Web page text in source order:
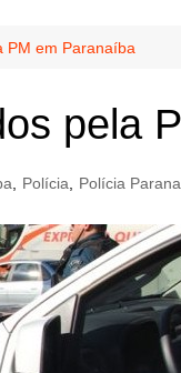
PM em Paranaíba
pela
Polícia Polícia